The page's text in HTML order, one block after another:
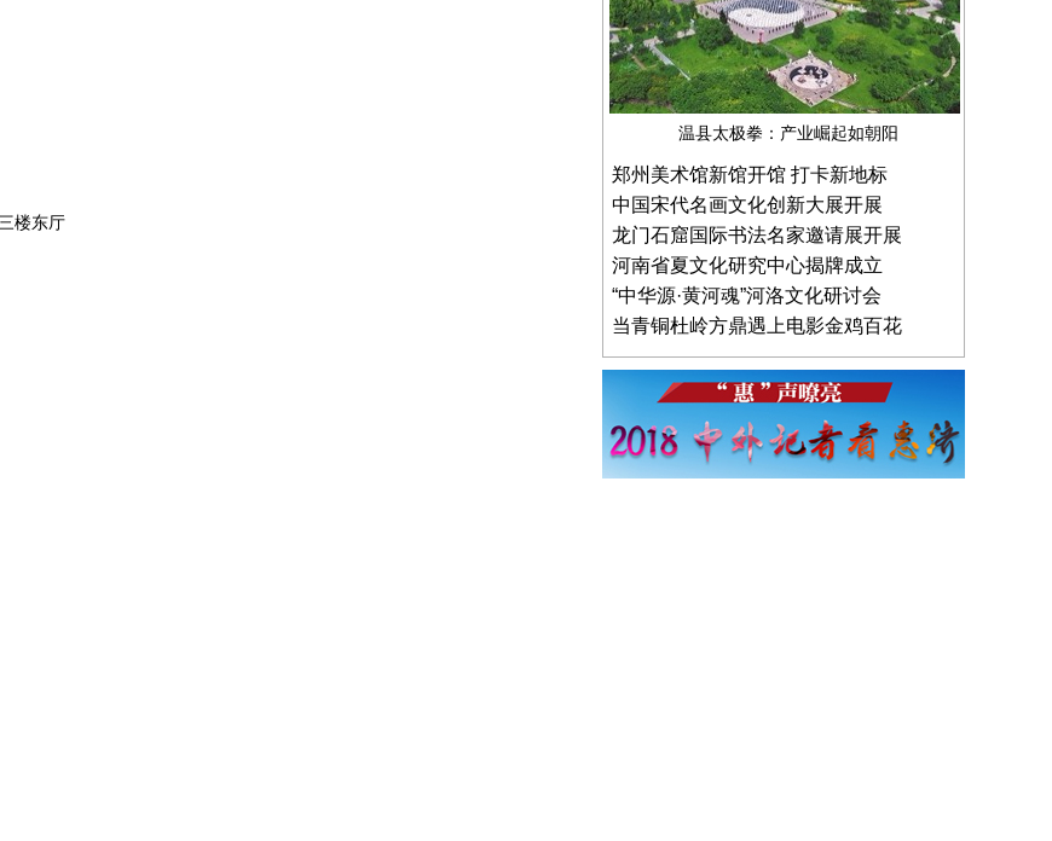
楼东厅
温县太极拳：产业崛起如朝阳
郑州美术馆新馆开馆 打卡新地标
中国宋代名画文化创新大展开展
龙门石窟国际书法名家邀请展开展
河南省夏文化研究中心揭牌成立
“中华源·黄河魂”河洛文化研讨会
当青铜杜岭方鼎遇上电影金鸡百花